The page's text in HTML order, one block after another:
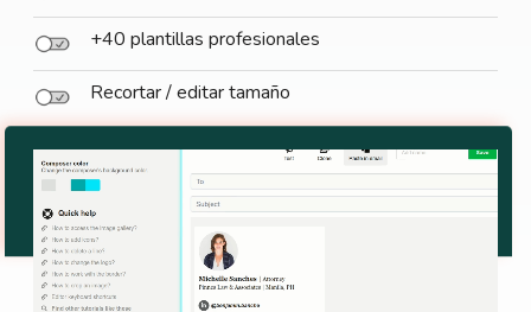
+40 plantillas profesionales
Recortar / editar tamaño